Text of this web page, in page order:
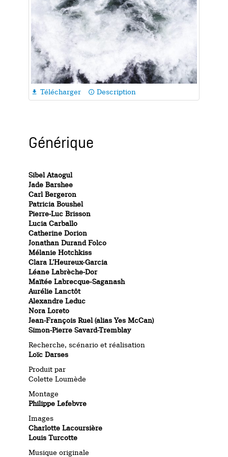
 Télécharger info_outline Description
Générique
Sibel Ataogul
Jade Barshee
Carl Bergeron
Patricia Boushel
Pierre-Luc Brisson
Lucia Carballo
Catherine Dorion
Jonathan Durand Folco
Mélanie Hotchkiss
Clara L’Heureux-Garcia
Léane Labrèche-Dor
Maïtée Labrecque-Saganash
Aurélie Lanctôt
Alexandre Leduc
Nora Loreto
Jean-François Ruel (alias Yes McCan)
Simon-Pierre Savard-Tremblay
Recherche, scénario et réalisation
Loïc Darses
Produit par
Colette Loumède
Montage
Philippe Lefebvre
Images
Charlotte Lacoursière
Louis Turcotte
Musique originale